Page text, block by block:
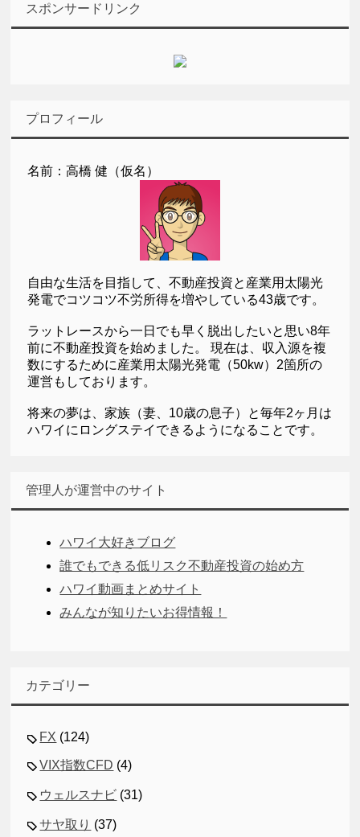
スポンサードリンク
プロフィール
名前：高橋 健（仮名）
自由な生活を目指して、不動産投資と産業用太陽光
発電でコツコツ不労所得を増やしている43歳です。
ラットレースから一日でも早く脱出したいと思い8年
前に不動産投資を始めました。 現在は、収入源を複
数にするために産業用太陽光発電（50kw）2箇所の
運営もしております。
将来の夢は、家族（妻、10歳の息子）と毎年2ヶ月は
ハワイにロングステイできるようになることです。
管理人が運営中のサイト
ハワイ大好きブログ
誰でもできる低リスク不動産投資の始め方
ハワイ動画まとめサイト
みんなが知りたいお得情報！
カテゴリー
FX (124)
VIX指数CFD (4)
ウェルスナビ (31)
サヤ取り (37)